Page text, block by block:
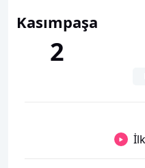
Kasımpaşa
2